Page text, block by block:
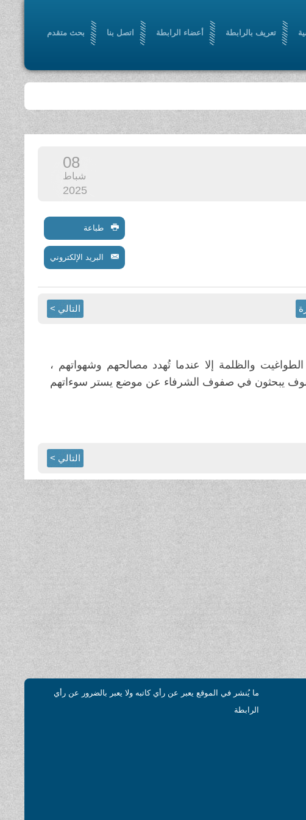
تعريف بالرابطة أعضاء الرابطة اتصل بنا بحث متقدم
08
شباط
2025
طباعة
البريد الإلكتروني
التالي >
والظلمة إلا عندما تُهدد مصالحهم وشهواتهم ،
سوف يبحثون في صفوف الشرفاء عن موضع يستر سوءاتهم
التالي >
ما يُنشر في الموقع يعبر عن رأي كاتبه ولا يعبر بالضرور عن رأي
الرابطة